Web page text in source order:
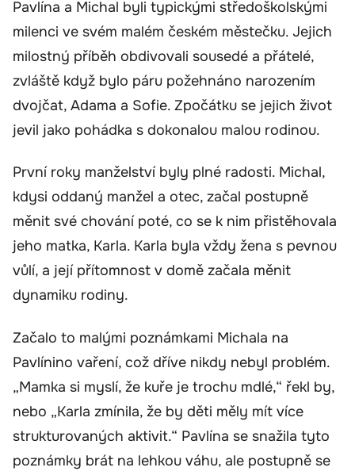
Pavlína a Michal byli typickými středoškolskými
milenci ve svém malém českém městečku. Jejich
milostný příběh obdivovali sousedé a přátelé,
zvláště když bylo páru požehnáno narozením
dvojčat, Adama a Sofie. Zpočátku se jejich život
jevil jako pohádka s dokonalou malou rodinou.
První roky manželství byly plné radosti. Michal,
kdysi oddaný manžel a otec, začal postupně
měnit své chování poté, co se k nim přistěhovala
jeho matka, Karla. Karla byla vždy žena s pevnou
vůlí, a její přítomnost v domě začala měnit
dynamiku rodiny.
Začalo to malými poznámkami Michala na
Pavlínino vaření, což dříve nikdy nebyl problém.
„Mamka si myslí, že kuře je trochu mdlé,“ řekl by,
nebo „Karla zmínila, že by děti měly mít více
strukturovaných aktivit.“ Pavlína se snažila tyto
poznámky brát na lehkou váhu, ale postupně se